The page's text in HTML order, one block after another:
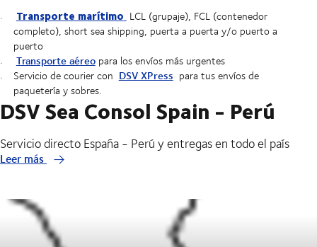
Transporte marítimo LCL (grupaje), FCL (contenedor
completo), short sea shipping, puerta a puerta y/o puerto a
puerto
Transporte aéreo para los envíos más urgentes
Servicio de courier con DSV XPress para tus envíos de
paquetería y sobres.
DSV Sea Consol Spain - Perú
Servicio directo España - Perú y entregas en todo el país
Leer más